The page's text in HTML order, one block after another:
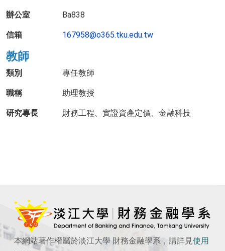
辦公室 Ba838
信箱 167958@o365.tku.edu.tw
教師
類別 專任教師
職稱 助理教授
研究專長 財務工程、實證資產定價、金融科技
本網站著作權屬於淡江大學 財務金融學系，請詳見使用